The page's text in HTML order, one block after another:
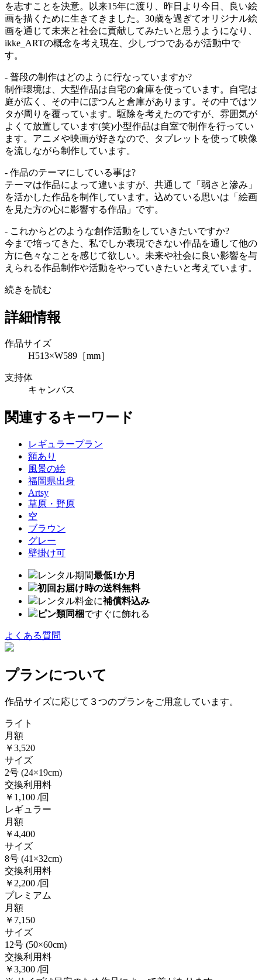
を志すことを決意。以来15年に渡り、昨日より今日、良い絵
画を描くために生きてきました。30歳を過ぎてオリジナル絵
画を通じて未来と社会に貢献してみたいと思うようになり、
ikke_ARTの概念を考え現在、少しづつであるが活動中で
す。
- 普段の制作はどのように行なっていますか?
制作環境は、大型作品は自宅の倉庫を使っています。自宅は
庭が広く、その中にぽつんと倉庫があります。その中ではツ
タが周りを覆っています。駆除を考えたのですが、雰囲気が
よくて放置しています(笑)小型作品は自室で制作を行ってい
ます。アニメや映画が好きなので、タブレットを使って映像
を流しながら制作しています。
- 作品のテーマにしている事は?
テーマは作品によって違いますが、共通して「弱さと滲み」
を活かした作品を制作しています。込めている思いは「絵画
を見た方の心に影響する作品」です。
- これからどのような創作活動をしていきたいですか?
今まで培ってきた、私でしか表現できない作品を通して他の
方に色々なことを感じて欲しい。未来や社会に良い影響を与
えられる作品制作や活動をやっていきたいと考えています。
続きを読む
詳細情報
作品サイズ
H513×W589［mm］
支持体
キャンバス
関連するキーワード
レギュラープラン
額あり
風景の絵
福岡県出身
Artsy
草原・野原
空
ブラウン
グレー
壁掛け可
レンタル期間最低1か月
初回お届け時の送料無料
レンタル料金に補償料込み
ピン類同梱ですぐに飾れる
よくある質問
プランについて
作品サイズに応じて３つのプランをご用意しています。
ライト
月額
￥3,520
サイズ
2号 (24×19cm)
交換利用料
￥1,100 /回
レギュラー
月額
￥4,400
サイズ
8号 (41×32cm)
交換利用料
￥2,200 /回
プレミアム
月額
￥7,150
サイズ
12号 (50×60cm)
交換利用料
￥3,300 /回